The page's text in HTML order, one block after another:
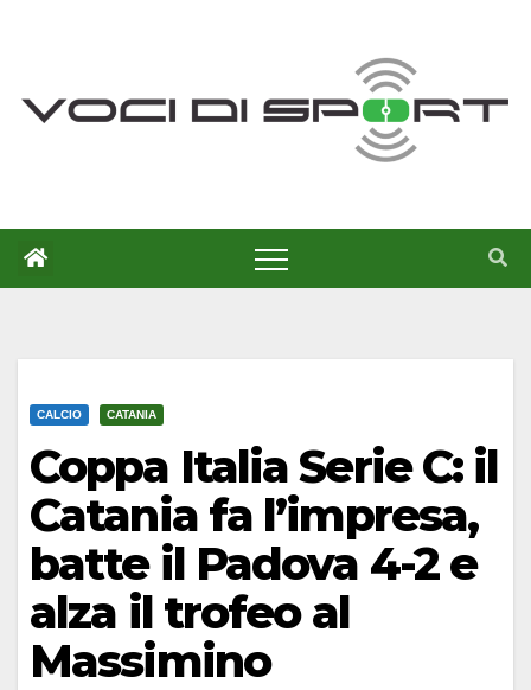
CALCIO CATANIA
Coppa Italia Serie C: il
Catania fa l’impresa,
batte il Padova 4-2 e
alza il trofeo al
Massimino